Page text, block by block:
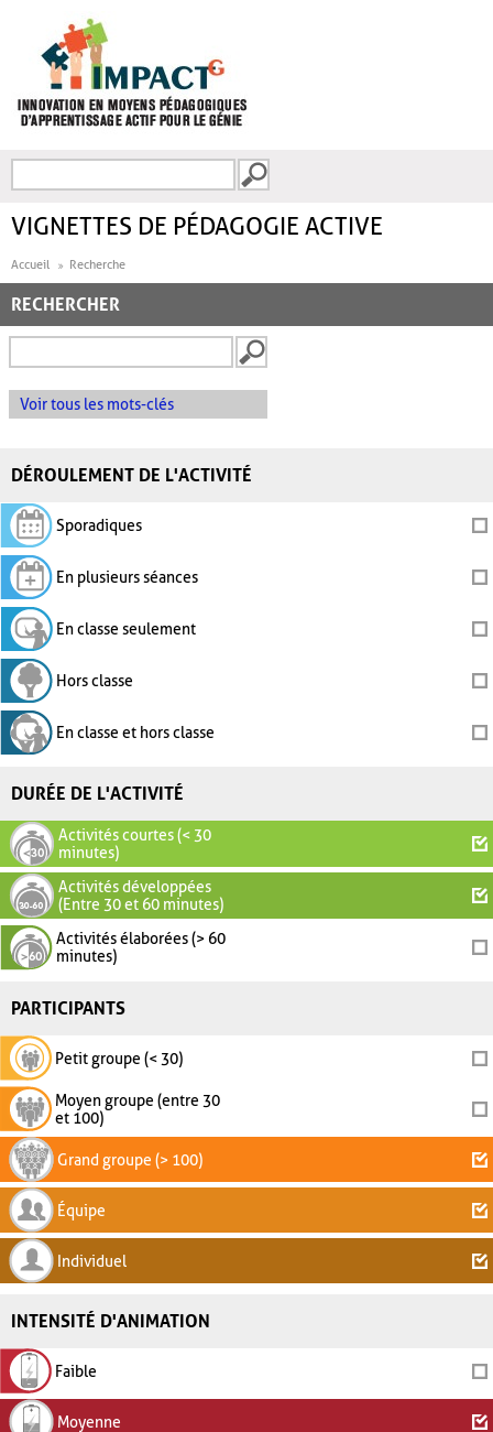
FORMULAIRE DE
VIGNETTES DE PÉDAGOGIE ACTIVE
Accueil Recherche
RECHERCHER
Voir tous les mots-clés
DÉROULEMENT DE L'ACTIVITÉ
Sporadiques
En plusieurs séances
En classe seulement
Hors classe
En classe et hors classe
DURÉE DE L'ACTIVITÉ
Activités courtes (< 30
minutes)
Activités développées
(Entre 30 et 60 minutes)
Activités élaborées (> 60
minutes)
PARTICIPANTS
Petit groupe (< 30)
Moyen groupe (entre 30
et 100)
Grand groupe (> 100)
Équipe
Individuel
INTENSITÉ D'ANIMATION
Faible
Moyenne